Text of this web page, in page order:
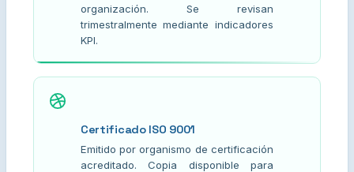
organización. Se revisan
trimestralmente mediante indicadores
KPI.
Certificado ISO 9001
Emitido por organismo de certificación
acreditado. Copia disponible para